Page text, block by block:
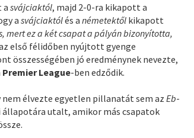
asvájciaktól, majd 2-0-ra kikapott a
asvájciaktólés anémetektől kikapott
mert ez a két csapat a pályán bizonyította,
első félidőben nyújtott gyenge
összességében jó eredménynek nevezte,
Premier League-ben edződik.
élvezte egyetlen pillanatát sem azEb-
utalt, amikor más csapatok